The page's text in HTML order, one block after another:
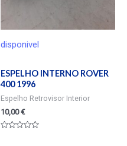
disponivel
ESPELHO INTERNO ROVER
400 1996
Espelho Retrovisor Interior
10,00€